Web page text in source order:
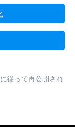
に従って再公開され